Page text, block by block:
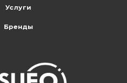
Услуги
Бренды